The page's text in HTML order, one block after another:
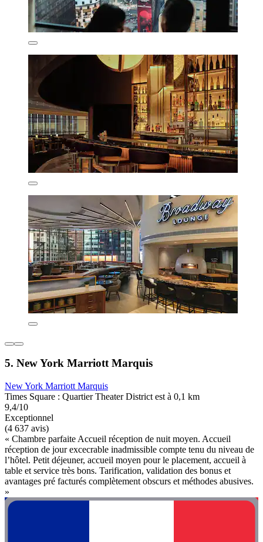
5. New York Marriott Marquis
New York Marriott Marquis
Times Square : Quartier Theater District est à 0,1 km
9,4/10
Exceptionnel
(4 637 avis)
« Chambre parfaite Accueil réception de nuit moyen. Accueil
réception de jour excecrable inadmissible compte tenu du niveau de
l’hôtel. Petit déjeuner, accueil moyen pour le placement, accueil à
table et service très bons. Tarification, validation des bonus et
avantages pré facturés complètement obscurs et méthodes abusives.
»